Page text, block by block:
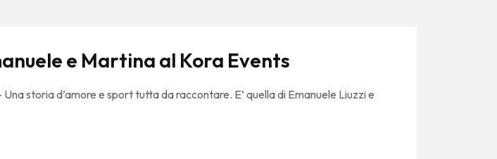
e Martina al Kora Events
storia d’amore e sport tutta da raccontare. E’ quella di Emanuele Liuzzi e